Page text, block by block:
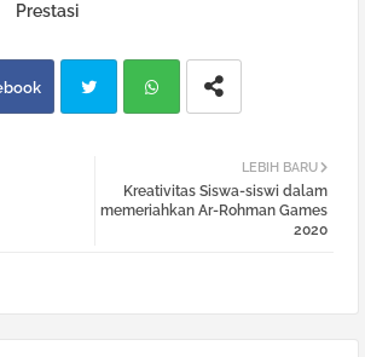
Prestasi
atsa
LEBIH BARU
Kreativitas Siswa-siswi dalam
memeriahkan Ar-Rohman Games
2020